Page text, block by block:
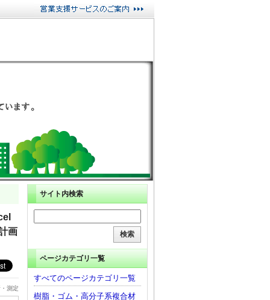
画
測定
サイト内検索
ページカテゴリ一覧
すべてのページカテゴリ一覧
樹脂・ゴム・高分子系複合材